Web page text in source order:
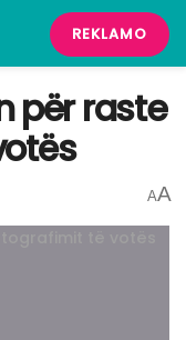
REKLAMO
për raste
AA